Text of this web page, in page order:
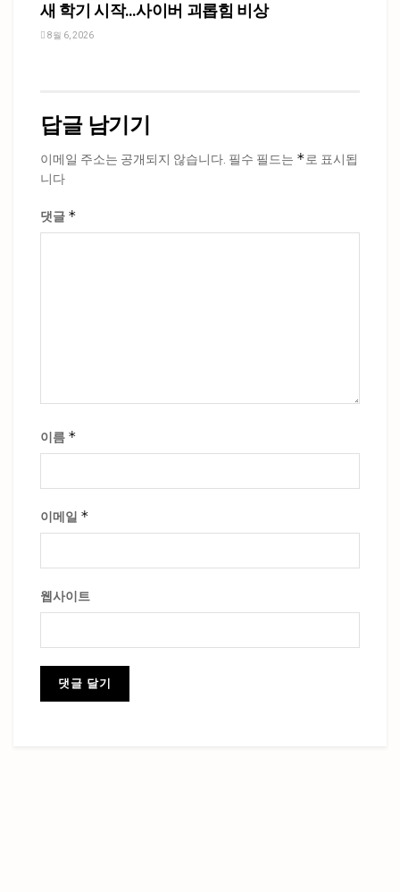
새 학기 시작…사이버 괴롭힘 비상
8월 6, 2026
답글 남기기
이메일 주소는 공개되지 않습니다. 필수 필드는 *로 표시됩
니다
댓글 *
이름 *
이메일 *
웹사이트